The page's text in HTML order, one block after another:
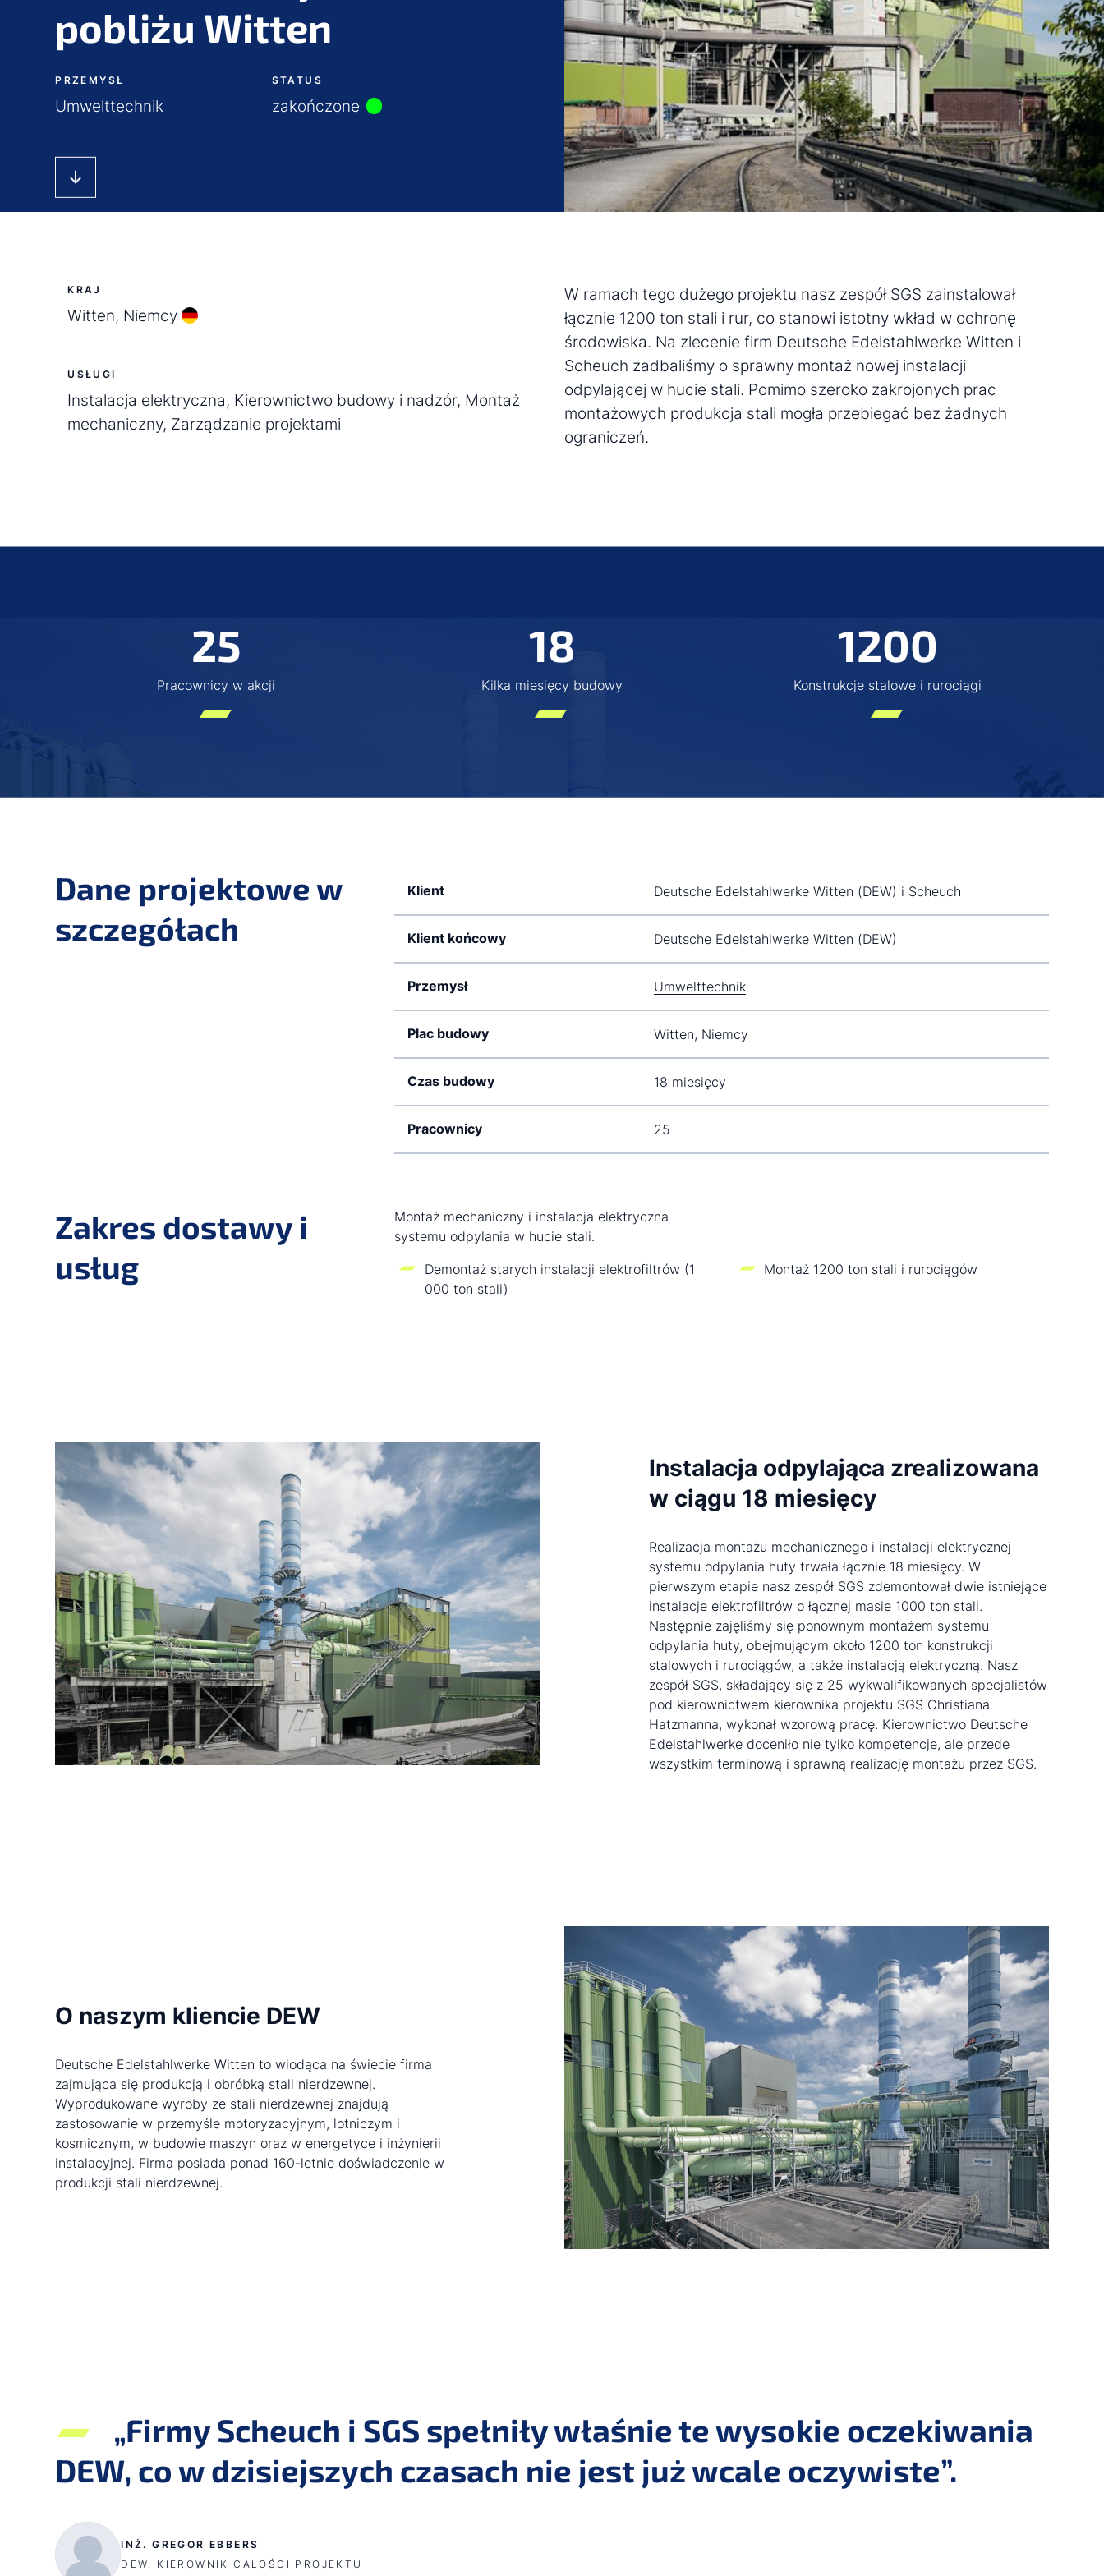
pobliżu Witten
PRZEMYSŁ
Umwelttechnik
STATUS
zakończone
KRAJ
Witten, Niemcy
USŁUGI
Instalacja elektryczna, Kierownictwo budowy i nadzór, Montaż
mechaniczny, Zarządzanie projektami
W ramach tego dużego projektu nasz zespół SGS zainstalował
łącznie 1200 ton stali i rur, co stanowi istotny wkład w ochronę
środowiska. Na zlecenie firm Deutsche Edelstahlwerke Witten i
Scheuch zadbaliśmy o sprawny montaż nowej instalacji
odpylającej w hucie stali. Pomimo szeroko zakrojonych prac
montażowych produkcja stali mogła przebiegać bez żadnych
ograniczeń.
25
Pracownicy w akcji
18
Kilka miesięcy budowy
1200
Konstrukcje stalowe i rurociągi
Dane projektowe w
szczegółach
Klient Deutsche Edelstahlwerke Witten (DEW) i Scheuch
Klient końcowy Deutsche Edelstahlwerke Witten (DEW)
Przemysł Umwelttechnik
Plac budowy Witten, Niemcy
Czas budowy 18 miesięcy
Pracownicy 25
Zakres dostawy i
usług
Montaż mechaniczny i instalacja elektryczna
systemu odpylania w hucie stali.
Demontaż starych instalacji elektrofiltrów (1
000 ton stali)
Montaż 1200 ton stali i rurociągów
Instalacja odpylająca zrealizowana
w ciągu 18 miesięcy
Realizacja montażu mechanicznego i instalacji elektrycznej
systemu odpylania huty trwała łącznie 18 miesięcy. W
pierwszym etapie nasz zespół SGS zdemontował dwie istniejące
instalacje elektrofiltrów o łącznej masie 1000 ton stali.
Następnie zajęliśmy się ponownym montażem systemu
odpylania huty, obejmującym około 1200 ton konstrukcji
stalowych i rurociągów, a także instalacją elektryczną. Nasz
zespół SGS, składający się z 25 wykwalifikowanych specjalistów
pod kierownictwem kierownika projektu SGS Christiana
Hatzmanna, wykonał wzorową pracę. Kierownictwo Deutsche
Edelstahlwerke doceniło nie tylko kompetencje, ale przede
wszystkim terminową i sprawną realizację montażu przez SGS.
O naszym kliencie DEW
Deutsche Edelstahlwerke Witten to wiodąca na świecie firma
zajmująca się produkcją i obróbką stali nierdzewnej.
Wyprodukowane wyroby ze stali nierdzewnej znajdują
zastosowanie w przemyśle motoryzacyjnym, lotniczym i
kosmicznym, w budowie maszyn oraz w energetyce i inżynierii
instalacyjnej. Firma posiada ponad 160-letnie doświadczenie w
produkcji stali nierdzewnej.
„Firmy Scheuch i SGS spełniły właśnie te wysokie oczekiwania
DEW, co w dzisiejszych czasach nie jest już wcale oczywiste”.
INŻ. GREGOR EBBERS
DEW, KIEROWNIK CAŁOŚCI PROJEKTU